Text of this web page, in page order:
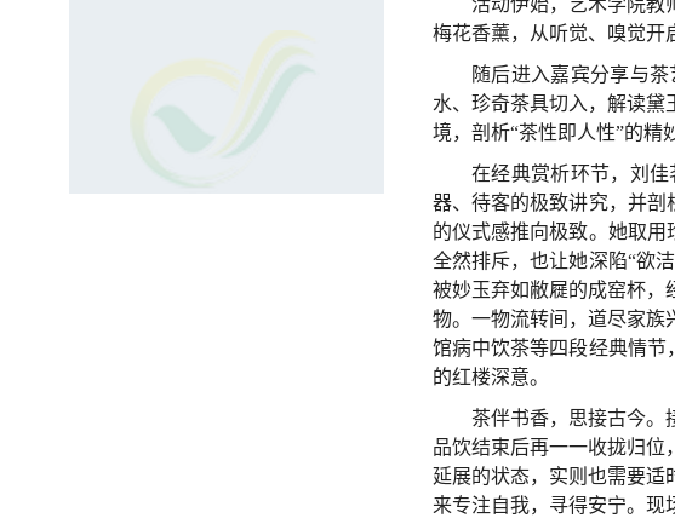
活动伊始，艺术学院教
梅花香薰，从听觉、嗅觉开
随后进入嘉宾分享与
水、珍奇茶具切入，解读
境，剖析“茶性即人性”的精
在经典赏析环节，刘
器、待客的极致讲究，并剖
的仪式感推向极致。她取用
全然排斥，也让她深陷“欲
被妙玉弃如敝屣的成窑杯，
物。一物流转间，道尽家族
馆病中饮茶等四段经典情节
的红楼深意。
茶伴书香，思接古今。
品饮结束后再一一收拢归
延展的状态，实则也需要
来专注自我，寻得安宁。